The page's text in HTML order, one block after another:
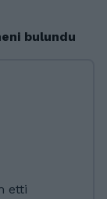
bulundu
etti